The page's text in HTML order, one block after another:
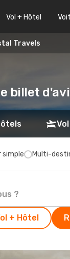
Vol + Hôtel
Travels
billet
simple Multi-
+ Hôtel